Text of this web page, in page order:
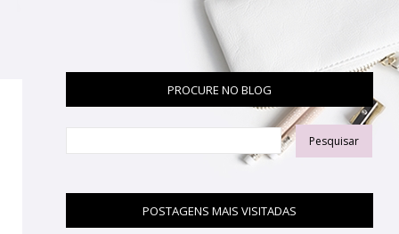
PROCURE NO BLOG
POSTAGENS MAIS VISITADAS